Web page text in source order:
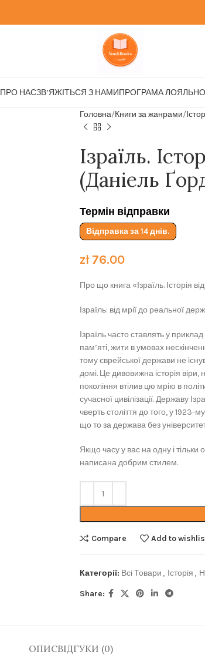
ПРО НАСЗВ’ЯЖІТЬСЯ З НАМИПРОГРАМА
Головна Книги за жанрами
Ізраїль.
(Даніель
Термін відправки
Відправка за 14 днів.
zł76.00
Про що книга «Ізраїль. Історія
Ізраїль: від мрії до реальної
Ізраїль часто ставлять у
пам’яті, жити в умовах
тому єврейської держави не
домі. Це дивовижна історія
покоління втілив цю мрію в
сучасної цивілізації. Державу
чверть століття до того, у 1923-
що то за держава без
Якщо часу у вас на одну і тільки
написана добрим стилем.
Compare Add to
Категорії: Всі Товари , Історія ,
Share:
ОПИСВІДГУКИ (0)